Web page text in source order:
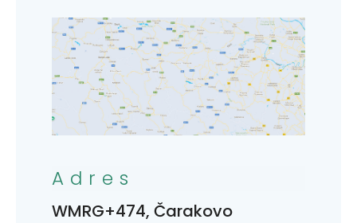
Adres
WMRG+474, Čarakovo